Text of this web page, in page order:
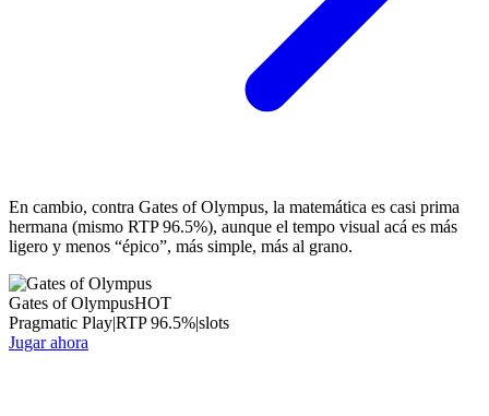
En cambio, contra Gates of Olympus, la matemática es casi prima
hermana (mismo RTP 96.5%), aunque el tempo visual acá es más
ligero y menos “épico”, más simple, más al grano.
Gates of OlympusHOT
Pragmatic Play|RTP96.5%|slots
Jugar ahora